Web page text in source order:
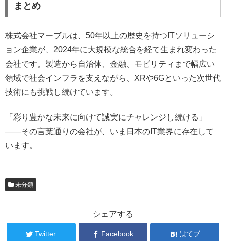
まとめ
株式会社マーブルは、50年以上の歴史を持つITソリューシ
ョン企業が、2024年に大規模な統合を経て生まれ変わった
会社です。製造から自治体、金融、モビリティまで幅広い
領域で社会インフラを支えながら、XRや6Gといった次世代
技術にも挑戦し続けています。
「彩り豊かな未来に向けて誠実にチャレンジし続ける」
——その言葉通りの会社が、いま日本のIT業界に存在して
います。
未分類
シェアする
Twitter Facebook はてブ